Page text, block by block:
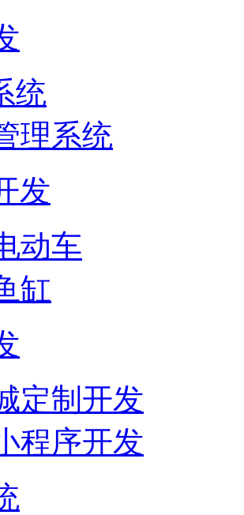
统
理系统
发
动车
缸
定制开发
程序开发